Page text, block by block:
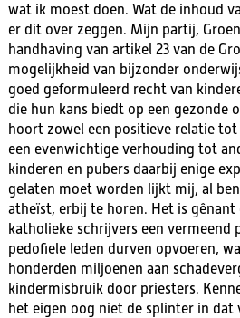
wat ik moest doen. Wat de inhoud
er dit over zeggen. Mijn partij,
handhaving van artikel 23 van de
mogelijkheid van bijzonder
goed geformuleerd recht van
die hun kans biedt op een gezonde
hoort zowel een positieve relatie
een evenwichtige verhouding tot
kinderen en pubers daarbij enige
gelaten moet worden lijkt mij, al
atheïst, erbij te horen. Het is
katholieke schrijvers een vermeend
pedofiele leden durven opvoeren,
honderden miljoenen aan
kindermisbruik door priesters.
het eigen oog niet de splinter in dat